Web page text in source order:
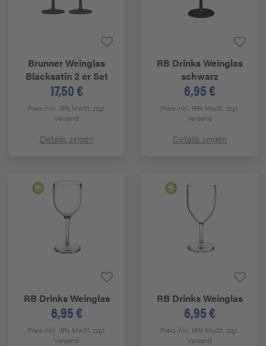
BrunnerWeinglas
Blacksatin 2 er Set
17,50 €
Preis inkl. 19% MwSt.zzgl.
Versand
Details zeigen
RB DrinksWeinglas
schwarz
6,95 €
Preis inkl. 19% MwSt.zzgl.
Versand
Details zeigen
RB DrinksWeinglas
6,95 €
Preis inkl. 19% MwSt.zzgl.
Versand
RB DrinksWeinglas
6,95 €
Preis inkl. 19% MwSt.zzgl.
Versand